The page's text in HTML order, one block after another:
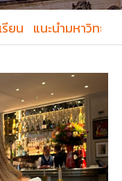
ยน แนะนำมหาวิทยา